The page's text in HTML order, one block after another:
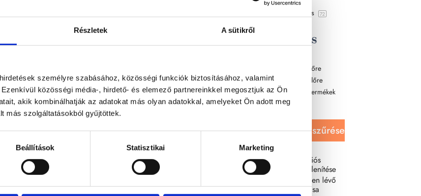
Részletek A sütikről
személyre szabásához, közösségi funkciók biztosításához, valamint
közösségi média-, hirdető- és elemező partnereinkkel megosztjuk az Ön
akik kombinálhatják az adatokat más olyan adatokkal, amelyeket Ön adott meg
más szolgáltatásokból gyűjtöttek.
Beállítások Statisztikai Marketing
Szépségápolás 72
Rendezés
Legolcsóbb előre
Legdrágább előre
Véletlenszerű termékek
Terméknév
Kijelöltek szűrése
Csak az akciós
termékek megjelenítése
Csak készleten lévő
termékek mutatása